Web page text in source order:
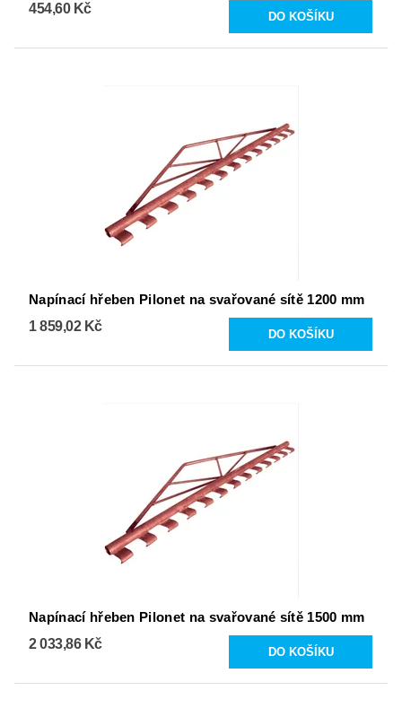
454,60 Kč
Napínací hřeben Pilonet na svařované sítě 1200 mm
1 859,02 Kč
Napínací hřeben Pilonet na svařované sítě 1500 mm
2 033,86 Kč